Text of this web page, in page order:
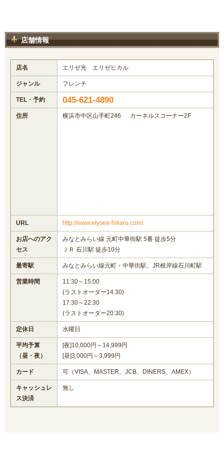
店舗情報
店名 エリゼ光 エリゼヒカル
ジャンル フレンチ
TEL・予約 045-621-4890
住所 横浜市中区山手町246 カーネルスコーナー2F
URL http://www.elysee-hikaru.com/
お店へのアク
セス
みなとみらい線 元町中華街駅 5番 徒歩5分
ＪＲ 石川駅 徒歩10分
最寄駅 みなとみらい線元町・中華街駅、JR根岸線石川町駅
営業時間
11:30～15:00
(ラストオーダー14:30)
17:30～22:30
(ラストオーダー20:30)
定休日 水曜日
平均予算
（昼・夜）
[夜]10,000円～14,999円
[昼]3,000円～3,999円
カード 可（VISA、MASTER、JCB、DINERS、AMEX）
キャッシュレ
ス決済
無し